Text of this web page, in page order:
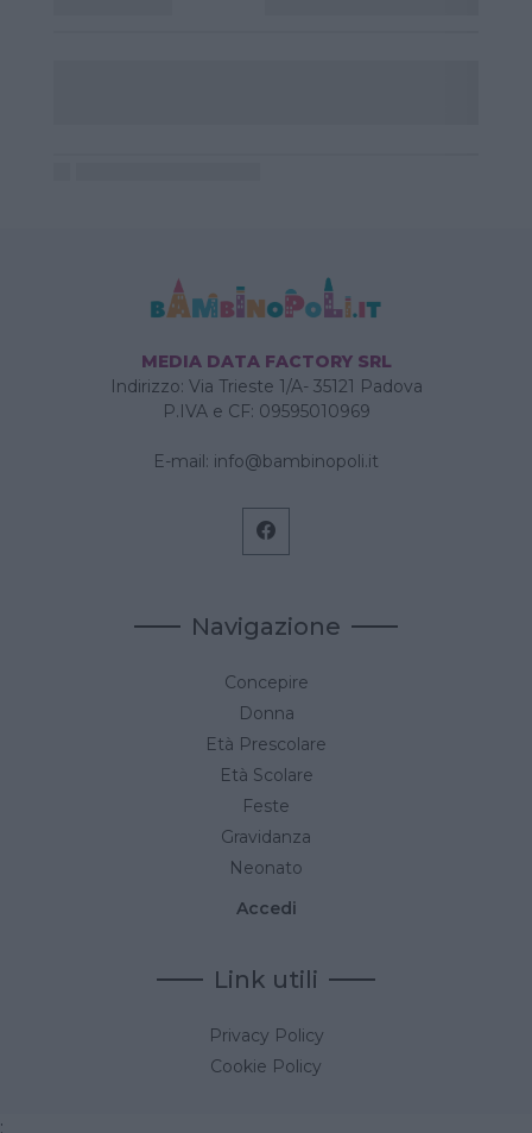
MEDIA DATA FACTORY SRL
Indirizzo: Via Trieste 1/A- 35121 Padova
P.IVA e CF: 09595010969
E-mail: info@bambinopoli.it
Navigazione
Concepire
Donna
Età Prescolare
Età Scolare
Feste
Gravidanza
Neonato
Accedi
Link utili
Privacy Policy
Cookie Policy
;